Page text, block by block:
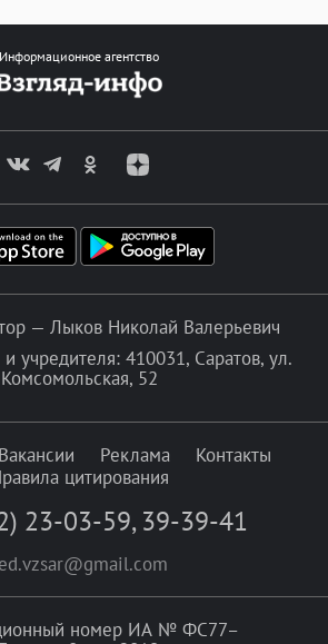
Информационное агентство
— Лыков Николай Валерьевич
учредителя: 410031, Саратов, ул.
Комсомольская, 52
Вакансии Реклама
Контакты
цитирования
23-03-59, 39-39-41
номер ИА № ФС77–